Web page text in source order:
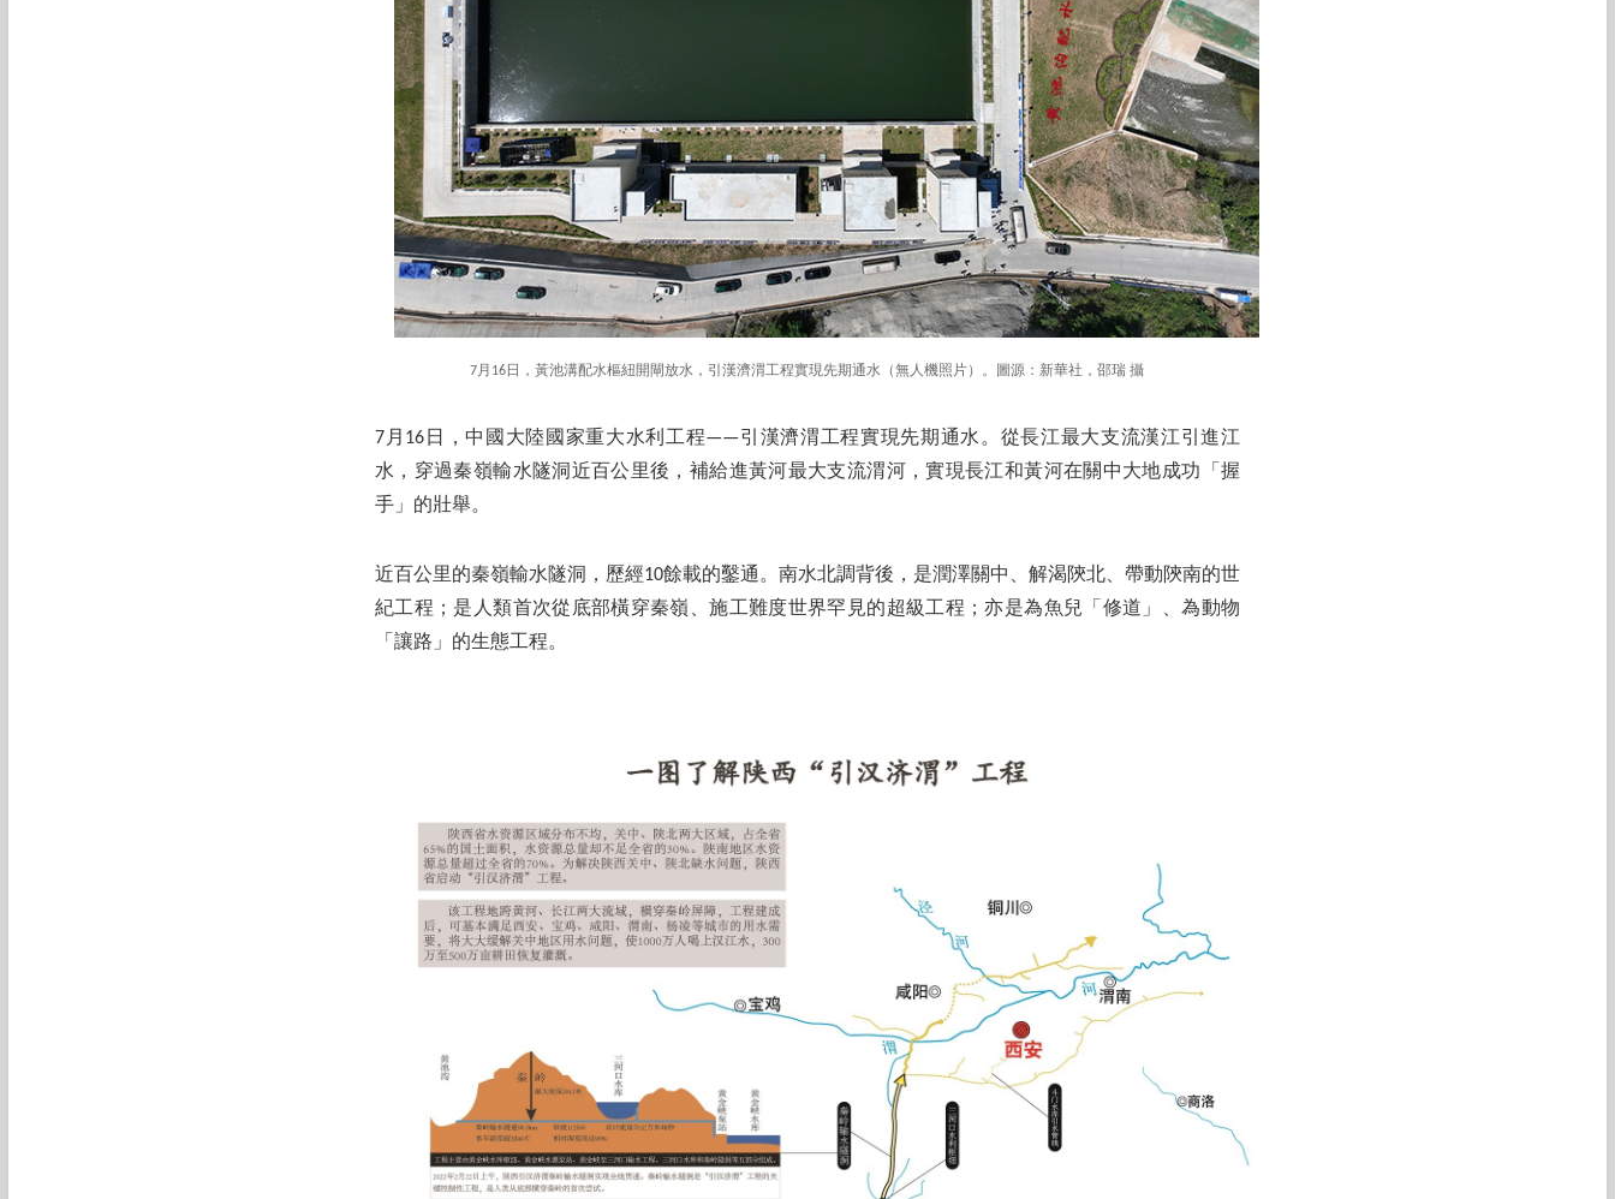
7月16日，黃池溝配水樞紐開閘放水，引漢濟渭工程實現先期通水（無人機照片）。圖源：新華社，邵瑞 攝
7月16日，中國大陸國家重大水利工程——引漢濟渭工程實現先期通水。從長江最大支流漢江引進江
水，穿過秦嶺輸水隧洞近百公里後，補給進黃河最大支流渭河，實現長江和黃河在關中大地成功「握
手」的壯舉。
近百公里的秦嶺輸水隧洞，歷經10餘載的鑿通。南水北調背後，是潤澤關中、解渴陝北、帶動陝南的世
紀工程；是人類首次從底部橫穿秦嶺、施工難度世界罕見的超級工程；亦是為魚兒「修道」、為動物
「讓路」的生態工程。